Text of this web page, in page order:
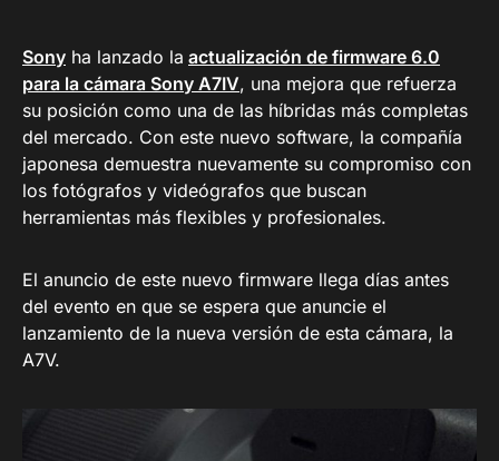
Sony ha lanzado la actualización de firmware 6.0
para la cámara Sony A7IV, una mejora que refuerza
su posición como una de las híbridas más completas
del mercado. Con este nuevo software, la compañía
japonesa demuestra nuevamente su compromiso con
los fotógrafos y videógrafos que buscan
herramientas más flexibles y profesionales.
El anuncio de este nuevo firmware llega días antes
del evento en que se espera que anuncie el
lanzamiento de la nueva versión de esta cámara, la
A7V.